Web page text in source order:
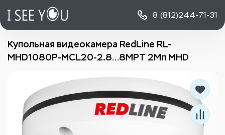
8 (812)244-71-31
Купольная видеокамера RedLine RL-
MHD1080P-MCL20-2.8…8MPT 2Мп MHD